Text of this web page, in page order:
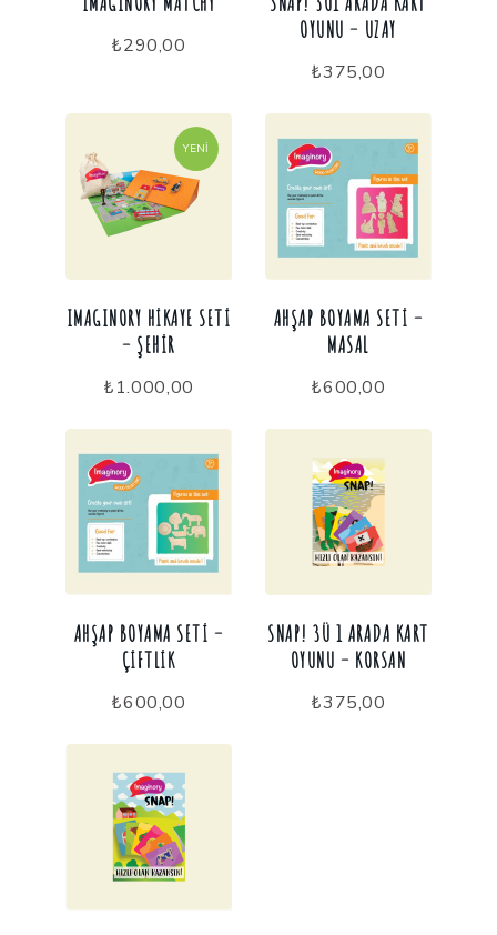
₺290,00
OYUNU – UZAY
₺375,00
YENI
IMAGINORY HIKAYE SETI
– ŞEHIR
₺1.000,00
AHŞAP BOYAMA SETI –
MASAL
₺600,00
AHŞAP BOYAMA SETI –
ÇIFTLIK
₺600,00
SNAP! 3Ü 1 ARADA KART
OYUNU – KORSAN
₺375,00